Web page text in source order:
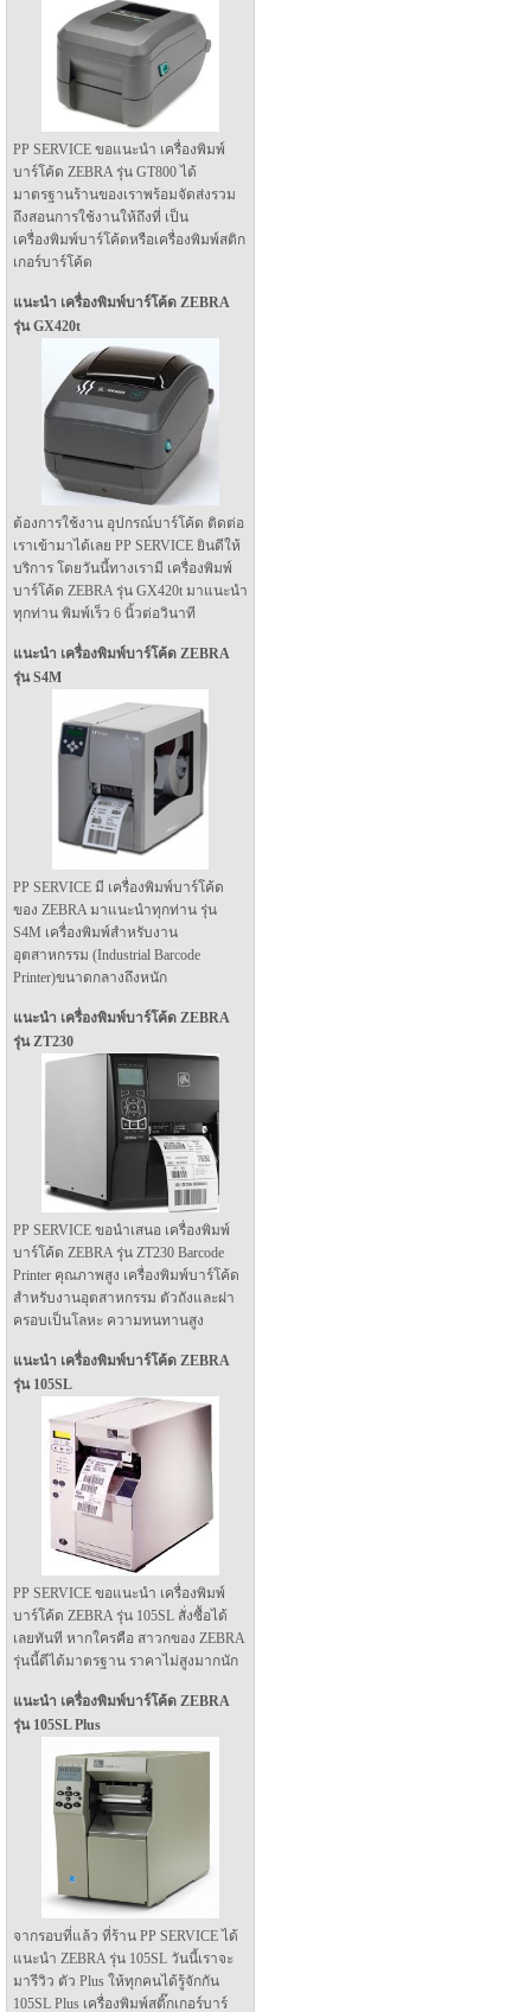
PP SERVICE ขอแนะนำ เครื่องพิมพ์
บาร์โค้ด ZEBRA รุ่น GT800 ได้
มาตรฐานร้านของเราพร้อมจัดส่งรวม
ถึงสอนการใช้งานให้ถึงที่ เป็น
เครื่องพิมพ์บาร์โค้ดหรือเครื่องพิมพ์สติก
เกอร์บาร์โค้ด
แนะนำ เครื่องพิมพ์บาร์โค้ด ZEBRA
รุ่น GX420t
ต้องการใช้งาน อุปกรณ์บาร์โค้ด ติดต่อ
เราเข้ามาได้เลย PP SERVICE ยินดีให้
บริการ โดยวันนี้ทางเรามี เครื่องพิมพ์
บาร์โค้ด ZEBRA รุ่น GX420t มาแนะนำ
ทุกท่าน พิมพ์เร็ว 6 นิ้วต่อวินาที
แนะนำ เครื่องพิมพ์บาร์โค้ด ZEBRA
รุ่น S4M
PP SERVICE มี เครื่องพิมพ์บาร์โค้ด
ของ ZEBRA มาแนะนำทุกท่าน รุ่น
S4M เครื่องพิมพ์สำหรับงาน
อุตสาหกรรม (Industrial Barcode
Printer)ขนาดกลางถึงหนัก
แนะนำ เครื่องพิมพ์บาร์โค้ด ZEBRA
รุ่น ZT230
PP SERVICE ขอนำเสนอ เครื่องพิมพ์
บาร์โค้ด ZEBRA รุ่น ZT230 Barcode
Printer คุณภาพสูง เครื่องพิมพ์บาร์โค้ด
สำหรับงานอุตสาหกรรม ตัวถังและฝา
ครอบเป็นโลหะ ความทนทานสูง
แนะนำ เครื่องพิมพ์บาร์โค้ด ZEBRA
รุ่น 105SL
PP SERVICE ขอแนะนำ เครื่องพิมพ์
บาร์โค้ด ZEBRA รุ่น 105SL สั่งซื้อได้
เลยทันที หากใครคือ สาวกของ ZEBRA
รุ่นนี้ดีได้มาตรฐาน ราคาไม่สูงมากนัก
แนะนำ เครื่องพิมพ์บาร์โค้ด ZEBRA
รุ่น 105SL Plus
จากรอบที่แล้ว ที่ร้าน PP SERVICE ได้
แนะนำ ZEBRA รุ่น 105SL วันนี้เราจะ
มารีวิว ตัว Plus ให้ทุกคนได้รู้จักกัน
105SL Plus เครื่องพิมพ์สติ๊กเกอร์บาร์